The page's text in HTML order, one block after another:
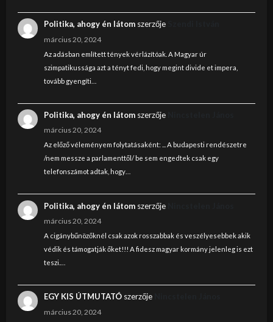
Politika, ahogy én látomszerzője
március 20, 2024
Az adásban említett tények vérlázítóak. A Magyar úr
szimpatikussága azt a tényt fedi, hogy megint divide et impera,
tovább gyengíti…
Politika, ahogy én látomszerzője
március 20, 2024
Az előző véleményem folytatásaként: ... A budapesti rendészetre
/nem messze a parlamenttől/ be sem engedtek csak egy
telefonszámot adtak, hogy…
Politika, ahogy én látomszerzője
március 20, 2024
A cigánybűnözőknél csak azok rosszabbak és veszélyesebbek akik
védik és támogatják őket!!! A fidesz magyar kormány jelenleg is ezt
teszi.…
EGY KIS ÚTMUTATÓszerzője
március 20, 2024